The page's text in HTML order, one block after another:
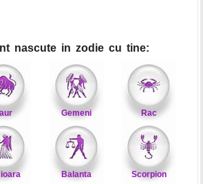
nascute in zodie cu tine:
Gemeni Rac
Balanta Scorpion